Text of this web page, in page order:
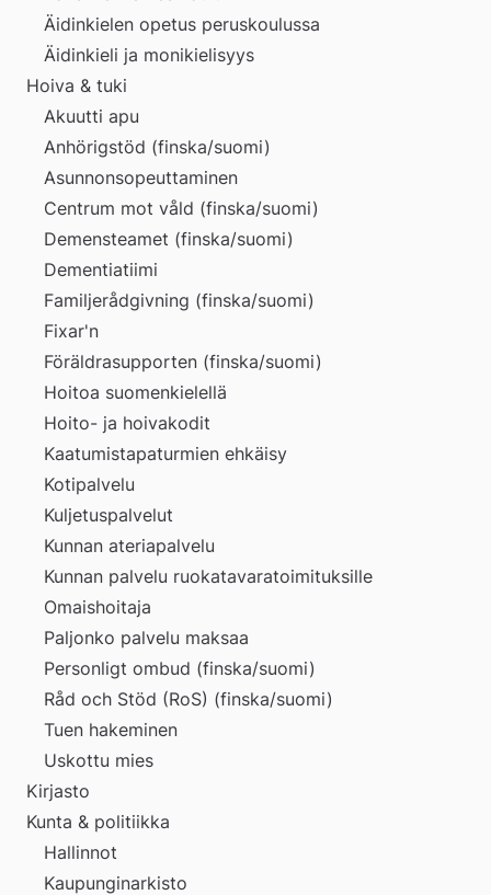
Äidinkielen opetus peruskoulussa
Äidinkieli ja monikielisyys
Hoiva & tuki
Akuutti apu
Anhörigstöd (finska/suomi)
Asunnonsopeuttaminen
Centrum mot våld (finska/suomi)
Demensteamet (finska/suomi)
Dementiatiimi
Familjerådgivning (finska/suomi)
Fixar'n
Föräldrasupporten (finska/suomi)
Hoitoa suomenkielellä
Hoito- ja hoivakodit
Kaatumistapaturmien ehkäisy
Kotipalvelu
Kuljetuspalvelut
Kunnan ateriapalvelu
Kunnan palvelu ruokatavaratoimituksille
Omaishoitaja
Paljonko palvelu maksaa
Personligt ombud (finska/suomi)
Råd och Stöd (RoS) (finska/suomi)
Tuen hakeminen
Uskottu mies
Kirjasto
Kunta & politiikka
Hallinnot
Kaupunginarkisto